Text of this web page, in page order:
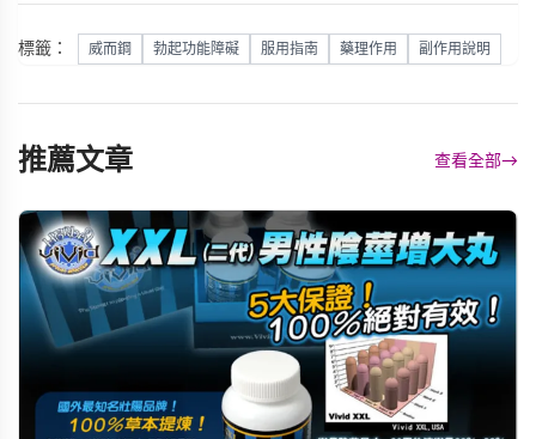
標籤： 威而鋼 勃起功能障礙 服用指南 藥理作用 副作用說明
推薦文章 查看全部→